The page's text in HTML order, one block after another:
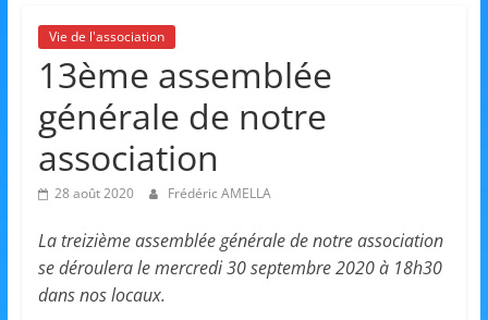
les
l'éducation
et
Vie de l'association
13ème assemblée
générale de notre
association
28 août 2020 Frédéric AMELLA
La treizième assemblée générale de notre association
se déroulera le mercredi 30 septembre 2020 à 18h30
dans nos locaux.